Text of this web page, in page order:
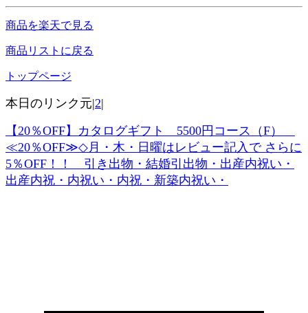
商品を楽天で見る
商品リストに戻る
トップページ
本日のリンク元|2|
【20％OFF】カタログギフト 5500円コース（F）
≪20％OFF≫◇月・木・日曜はレビュー記入で さらに
5％OFF！！ 引き出物・結婚引出物・出産内祝い・
出産内祝・内祝い・内祝・新築内祝い・